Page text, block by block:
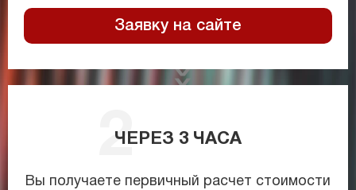
Заявку на сайте
ЧЕРЕЗ 3 ЧАСА
Вы получаете первичный расчет стоимости